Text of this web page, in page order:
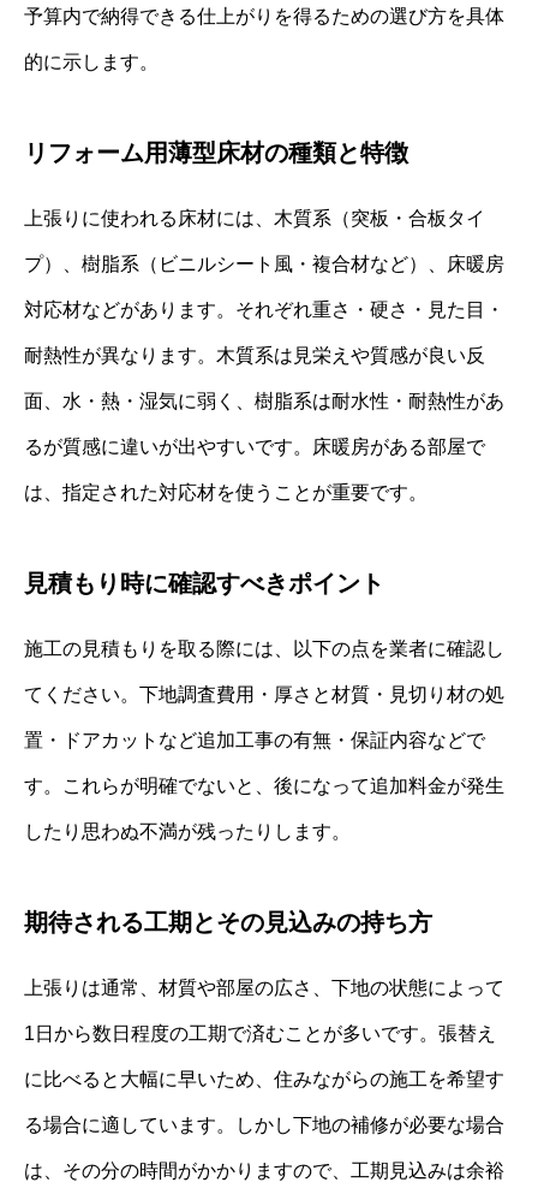
予算内で納得できる仕上がりを得るための選び方を具体
的に示します。
リフォーム用薄型床材の種類と特徴
上張りに使われる床材には、木質系（突板・合板タイ
プ）、樹脂系（ビニルシート風・複合材など）、床暖房
対応材などがあります。それぞれ重さ・硬さ・見た目・
耐熱性が異なります。木質系は見栄えや質感が良い反
面、水・熱・湿気に弱く、樹脂系は耐水性・耐熱性があ
るが質感に違いが出やすいです。床暖房がある部屋で
は、指定された対応材を使うことが重要です。
見積もり時に確認すべきポイント
施工の見積もりを取る際には、以下の点を業者に確認し
てください。下地調査費用・厚さと材質・見切り材の処
置・ドアカットなど追加工事の有無・保証内容などで
す。これらが明確でないと、後になって追加料金が発生
したり思わぬ不満が残ったりします。
期待される工期とその見込みの持ち方
上張りは通常、材質や部屋の広さ、下地の状態によって
1日から数日程度の工期で済むことが多いです。張替え
に比べると大幅に早いため、住みながらの施工を希望す
る場合に適しています。しかし下地の補修が必要な場合
は、その分の時間がかかりますので、工期見込みは余裕